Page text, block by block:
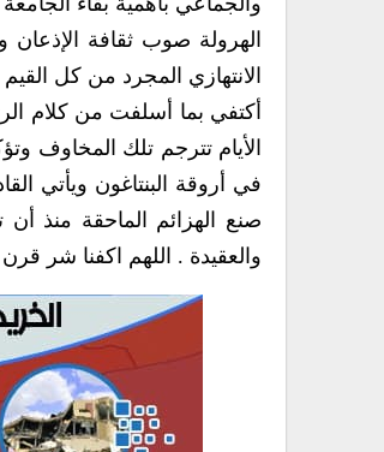
الهرولة صوب ثقافة الإذعان
الانتهازي المجرد من كل
أكتفي بما أسلفت من كلام
الأيام تترجم تلك المخاوف
في أروقة البنتاغون ويأتي
صنع الهزائم الماحقة منذ
والعقيدة . اللهم اكفنا شر